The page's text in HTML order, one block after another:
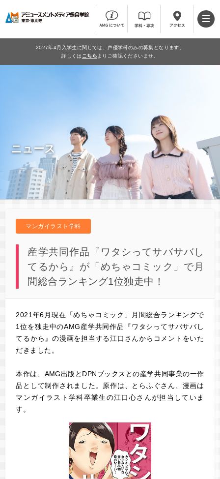
2027年4月入学生に関しては、声優学科のみの募集となります。
詳しくは こちら よりご確認くださいませ。
ニュース
マンガイラスト学科
産学共同作品『ワタシってサバサバし
てるから』が「めちゃコミック」で月
間総合ランキング1位独走中！
2021年6月現在「めちゃコミック」月間総合ランキングで
1位を独走中のAMG産学共同作品『ワタシってサバサバし
てるから』の漫画を担当する江口さんからコメントをいた
だきました。
本作は、AMG出版とDPNブックスとの産学共同事業の一作
品として制作されました。原作は、とらふぐさん、漫画は
マンガイラスト学科卒業生の江口心さんが担当していま
す。